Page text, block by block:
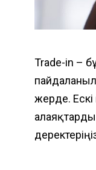
Trade-in –
жерде.
алаяқтарды